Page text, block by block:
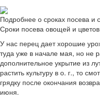
Подробнее о сроках посева и
Сроки посева овощей и цветов
У нас перец дает хорошие
туда уже в начале мая, но не
дополнительное укрытие из
растить культуру в о. г., то
грядку после окончания
июня.